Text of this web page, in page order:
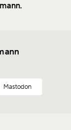
Mastodon